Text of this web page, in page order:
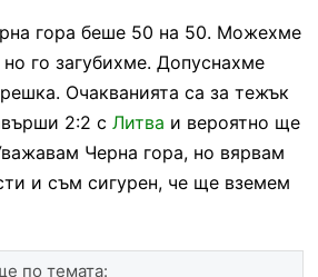
гора беше 50 на 50. Можехме
го загубихме. Допуснахме
Очакванията са за тежък
2:2 с Литва и вероятно ще
Черна гора, но вярвам
и съм сигурен, че ще вземем
по темата: